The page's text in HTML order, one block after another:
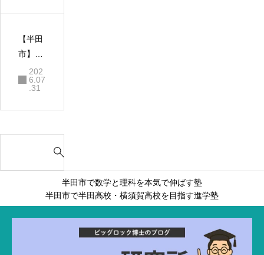
ない勉
強方法
休みの
果を
「秋以
降の成
績アッ
方法
【半田
市】暗
記力よ
り思考
校受験
そうな
重視す
202
6.07
.31
a
半田市で数学と理科を本気で伸ばす塾
半田市で半田高校・横須賀高校を目指す進学塾